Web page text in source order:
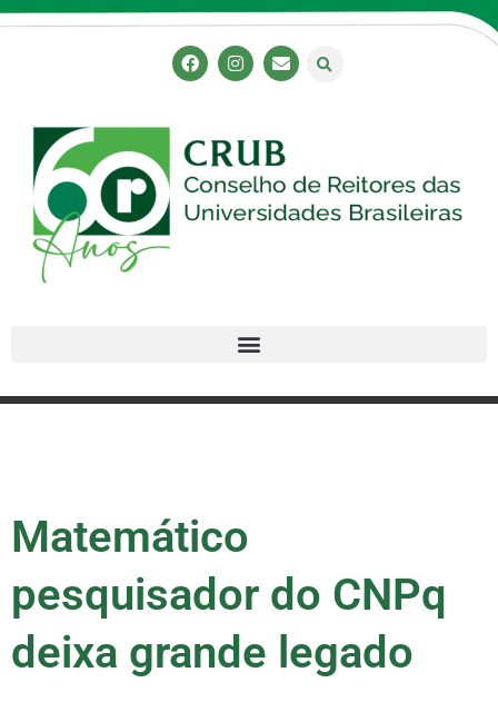
Matemático
pesquisador do CNPq
deixa grande legado